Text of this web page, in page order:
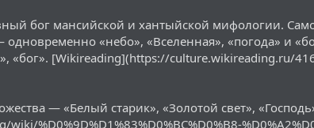
бог мансийской и хантыйской мифологии.
одновременно «небо», «Вселенная», «погода» и
«бог». [Wikireading](https://culture.wikireading.ru/
— «Белый старик», «Золотой свет»,
%D0%9D%D1%83%D0%BC%D0%B8-